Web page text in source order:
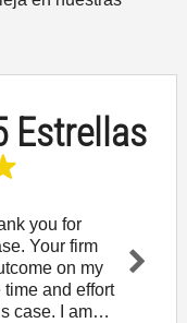
Estrellas
you for
Your firm
on my
and effort
case. I am…